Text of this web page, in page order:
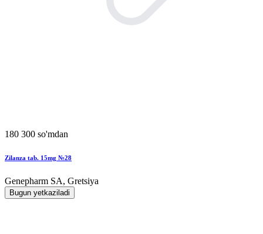
180 300 so'mdan
Zilanza tab. 15mg №28
Genepharm SA, Gretsiya
Bugun yetkaziladi